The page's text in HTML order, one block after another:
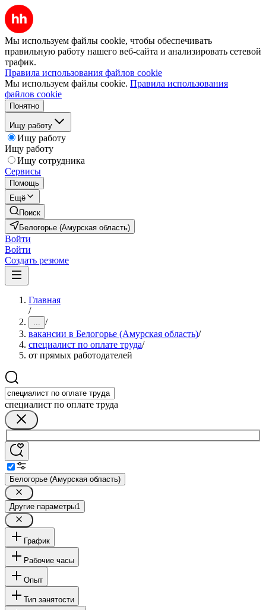
Мы используем файлы cookie, чтобы обеспечивать
правильную работу нашего веб-сайта и анализировать сетевой
трафик.
Правила использования файлов cookie
Мы используем файлы cookie. Правила использования
файлов cookie
Понятно
Ищу работу
Ищу работу
Ищу работу
Ищу сотрудника
Сервисы
Помощь
Ещё
Поиск
Белогорье (Амурская область)
Войти
Войти
Создать резюме
Главная
/
... /
вакансии в Белогорье (Амурская область)/
специалист по оплате труда/
от прямых работодателей
специалист по оплате труда
Белогорье (Амурская область)
Другие параметры1
График
Рабочие часы
Опыт
Тип занятости